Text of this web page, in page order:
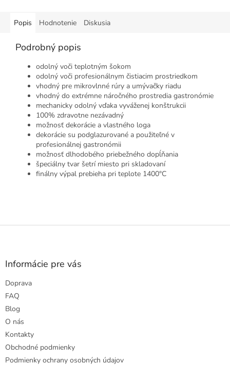
Popis Hodnotenie Diskusia
Podrobný popis
odolný voči teplotným šokom
odolný voči profesionálnym čistiacim prostriedkom
vhodný pre mikrovlnné rúry a umývačky riadu
vhodný do extrémne náročného prostredia gastronómie
mechanicky odolný vďaka vyváženej konštrukcii
100% zdravotne nezávadný
možnosť dekorácie a vlastného loga
dekorácie su podglazurované a použiteľné v
profesionálnej gastronómii
možnosť dlhodobého priebežného dopĺňania
špeciálny tvar šetrí miesto pri skladovaní
finálny výpal prebieha pri teplote 1400°C
Z
Informácie pre vás
Doprava
FAQ
Blog
O nás
Kontakty
Obchodné podmienky
Podmienky ochrany osobných údajov